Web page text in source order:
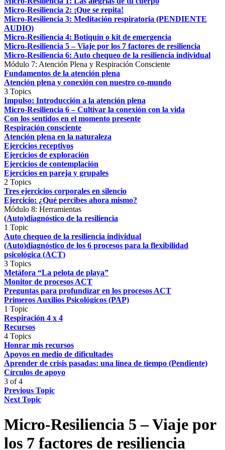
Micro-Resiliencia 2: ¡Que se repita!
Micro-Resiliencia 3: Meditación respiratoria (PENDIENTE
AUDIO)
Micro-Resiliencia 4: Botiquín o kit de emergencia
Micro-Resiliencia 5 – Viaje por los 7 factores de resiliencia
Micro-Resiliencia 6: Auto chequeo de la resiliencia individual
Módulo 7: Atención Plena y Respiración Consciente
Fundamentos de la atención plena
Atención plena y conexión con nuestro co-mundo
3 Topics
Impulso: Introducción a la atención plena
Micro-Resiliencia 6 – Cultivar la conexión con la vida
Con los sentidos en el momento presente
Respiración consciente
Atención plena en la naturaleza
Ejercicios receptivos
Ejercicios de exploración
Ejercicios de contemplación
Ejercicios en pareja y grupales
2 Topics
Tres ejercicios corporales en silencio
Ejercicio: ¿Qué percibes ahora mismo?
Módulo 8: Herramientas
(Auto)diagnóstico de la resiliencia
1 Topic
Auto chequeo de la resiliencia individual
(Auto)diagnóstico de los 6 procesos para la flexibilidad
psicológica (ACT)
3 Topics
Metáfora “La pelota de playa”
Monitor de procesos ACT
Preguntas para profundizar en los procesos ACT
Primeros Auxilios Psicológicos (PAP)
1 Topic
Respiración 4 x 4
Recursos
4 Topics
Honrar mis recursos
Apoyos en medio de dificultades
Aprender de crisis pasadas: una línea de tiempo (Pendiente)
Círculos de apoyo
3 of 4
Previous Topic
Next Topic
Micro-Resiliencia 5 – Viaje por
los 7 factores de resiliencia